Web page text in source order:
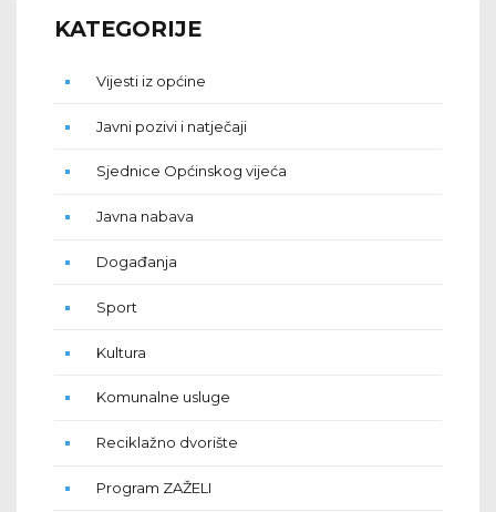
KATEGORIJE
Vijesti iz općine
Javni pozivi i natječaji
Sjednice Općinskog vijeća
Javna nabava
Događanja
Sport
Kultura
Komunalne usluge
Reciklažno dvorište
Program ZAŽELI